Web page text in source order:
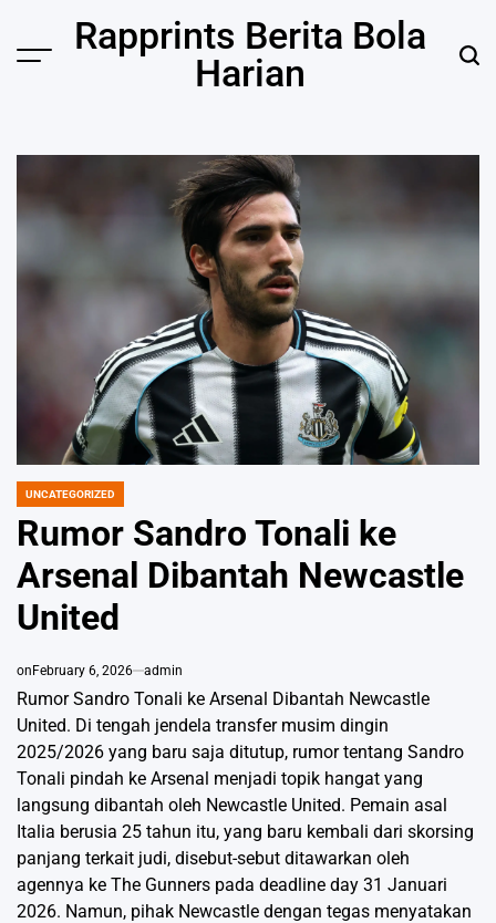
content
Rapprints Berita Bola
Harian
POSTED
UNCATEGORIZED
Rumor Sandro Tonali ke
Arsenal Dibantah Newcastle
United
onFebruary 6, 2026 admin
Rumor Sandro Tonali ke Arsenal Dibantah Newcastle
United. Di tengah jendela transfer musim dingin
2025/2026 yang baru saja ditutup, rumor tentang Sandro
Tonali pindah ke Arsenal menjadi topik hangat yang
langsung dibantah oleh Newcastle United. Pemain asal
Italia berusia 25 tahun itu, yang baru kembali dari skorsing
panjang terkait judi, disebut-sebut ditawarkan oleh
agennya ke The Gunners pada deadline day 31 Januari
2026. Namun, pihak Newcastle dengan tegas menyatakan